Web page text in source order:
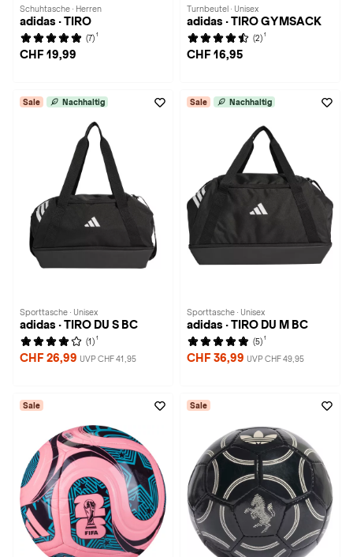
Schuhtasche · Herren
adidas · TIRO
(7) 1
CHF 19,99
Turnbeutel · Unisex
adidas · TIRO GYMSACK
(2) 1
CHF 16,95
Sale Nachhaltig
Sporttasche · Unisex
adidas · TIRO DU S BC
(1) 1
CHF 26,99 UVP CHF 41,95
Sale Nachhaltig
Sporttasche · Unisex
adidas · TIRO DU M BC
(5) 1
CHF 36,99 UVP CHF 49,95
Sale Sale